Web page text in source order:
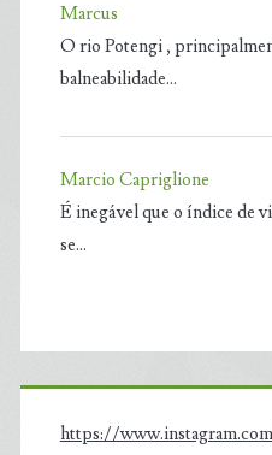
Marcus
O rio Potengi ,
balneabilidade…
Marcio Capriglione
É inegável que o índice de
se…
https://